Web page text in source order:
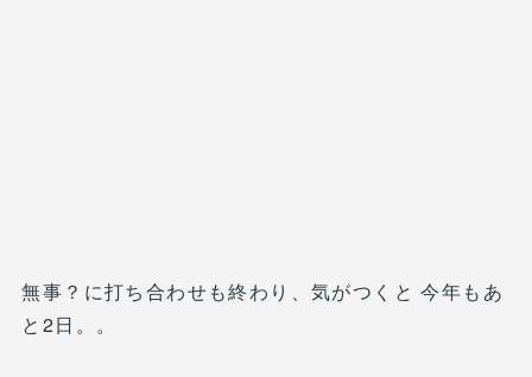
無事？に打ち合わせも終わり、気がつくと 今年もあ
と2日。。